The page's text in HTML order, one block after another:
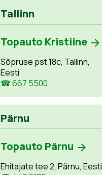
Tallinn
Topauto Kristiine
Sõpruse pst 18c, Tallinn,
Eesti
☎ 667 5500
Pärnu
Topauto Pärnu
Ehitajate tee 2, Pärnu, Eesti